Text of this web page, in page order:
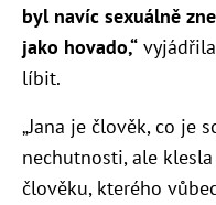
byl navíc sexuálně
jako hovado,“
líbit.
„Jana je člověk, co je
nechutnosti, ale
člověku, kterého